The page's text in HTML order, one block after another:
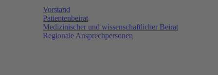
Vorstand
Patientenbeirat
Medizinischer und wissenschaftlicher Beirat
Regionale Ansprechpersonen